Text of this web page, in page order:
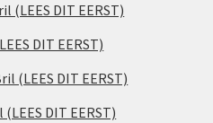
(LEES DIT EERST)
DIT EERST)
(LEES DIT EERST)
DIT EERST)